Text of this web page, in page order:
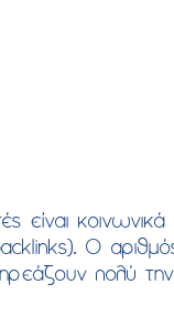
είναι κοινωνικά
O
πολύ την